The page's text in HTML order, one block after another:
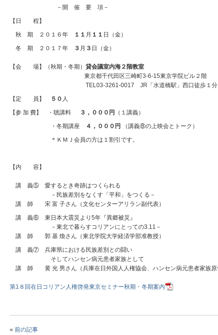
－開 催 要 項－
【日 程】
秋 期 ２０１６年
１１ 月 １１ 日（金）
冬 期 ２０１７年
３ 月 ３ 日（金）
【会 場】（秋期・冬期） 貸会議室内海２階教室
東京都千代田区三崎町3-6-15東京学院ビル２階
TEL03-3261-0017 JR「水道橋駅」西口徒歩１分
【定 員】
５０ 人
【参 加 費】 ・聴講料
３，０００ 円
（１講義）
・冬期講座
４，０００ 円
（講義⑧の上映会とトーク）
＊ＫＭＪ会員の方は１割引です。
【内 容】
講 義⑤ 愛するとき奇跡はつくられる
－民族差別をなくす「平和」をつくる－
講 師 宋 富 子さん（文化センターアリラン副代表）
講 義⑥ 東日本大震災より5年『異郷被災』
－東北で暮らすコリアンにとっての3.11－
講 師 郭 基 煥さん（東北学院大学経済学部准教授）
講 義⑦ 兵庫県における民族差別との闘い
そしてハンセン病元患者家族として
講 師 黄 光 男さん（兵庫在日外国人人権協会、ハンセン病元患者家族原
第1８回在日コリアン人権啓発東京セミナー秋期・冬期案内
« 前の記事